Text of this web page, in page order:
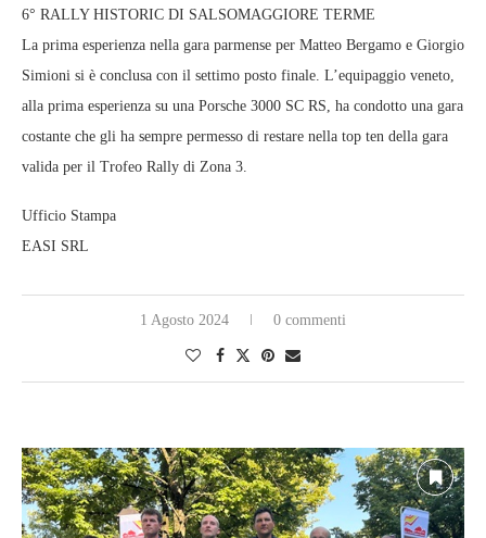
6° RALLY HISTORIC DI SALSOMAGGIORE TERME
La prima esperienza nella gara parmense per Matteo Bergamo e Giorgio
Simioni si è conclusa con il settimo posto finale. L’equipaggio veneto,
alla prima esperienza su una Porsche 3000 SC RS, ha condotto una gara
costante che gli ha sempre permesso di restare nella top ten della gara
valida per il Trofeo Rally di Zona 3.
Ufficio Stampa
EASI SRL
1 Agosto 2024 0 commenti